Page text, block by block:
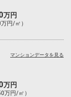
万円
円/㎡）
万円
万円/㎡）
マンションデータを見る